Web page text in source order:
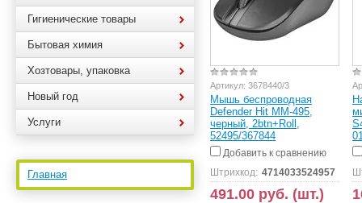
Гигиенические товары
Бытовая химия
Хозтовары, упаковка
Новый год
Услуги
Главная
Артикул: 3678440/3
Мышь беспроводная
Defender Hit MM-495,
черный, 2btn+Roll,
52495/367844
Добавить к сравнению
Штрихкод: 4714033524957
491.00 руб. (шт.)